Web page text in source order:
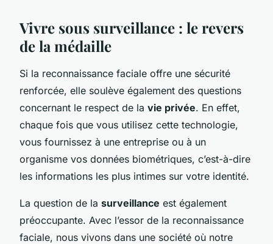
Vivre sous surveillance : le revers
de la médaille
Si la reconnaissance faciale offre une sécurité
renforcée, elle soulève également des questions
concernant le respect de la vie privée. En effet,
chaque fois que vous utilisez cette technologie,
vous fournissez à une entreprise ou à un
organisme vos données biométriques, c’est-à-dire
les informations les plus intimes sur votre identité.
La question de la surveillance est également
préoccupante. Avec l’essor de la reconnaissance
faciale, nous vivons dans une société où notre